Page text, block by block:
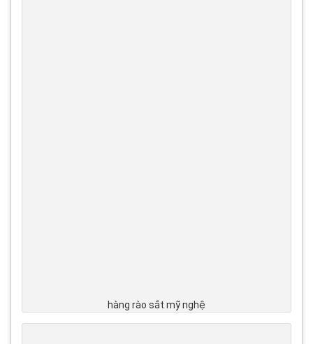
hàng rào sắt mỹ nghệ